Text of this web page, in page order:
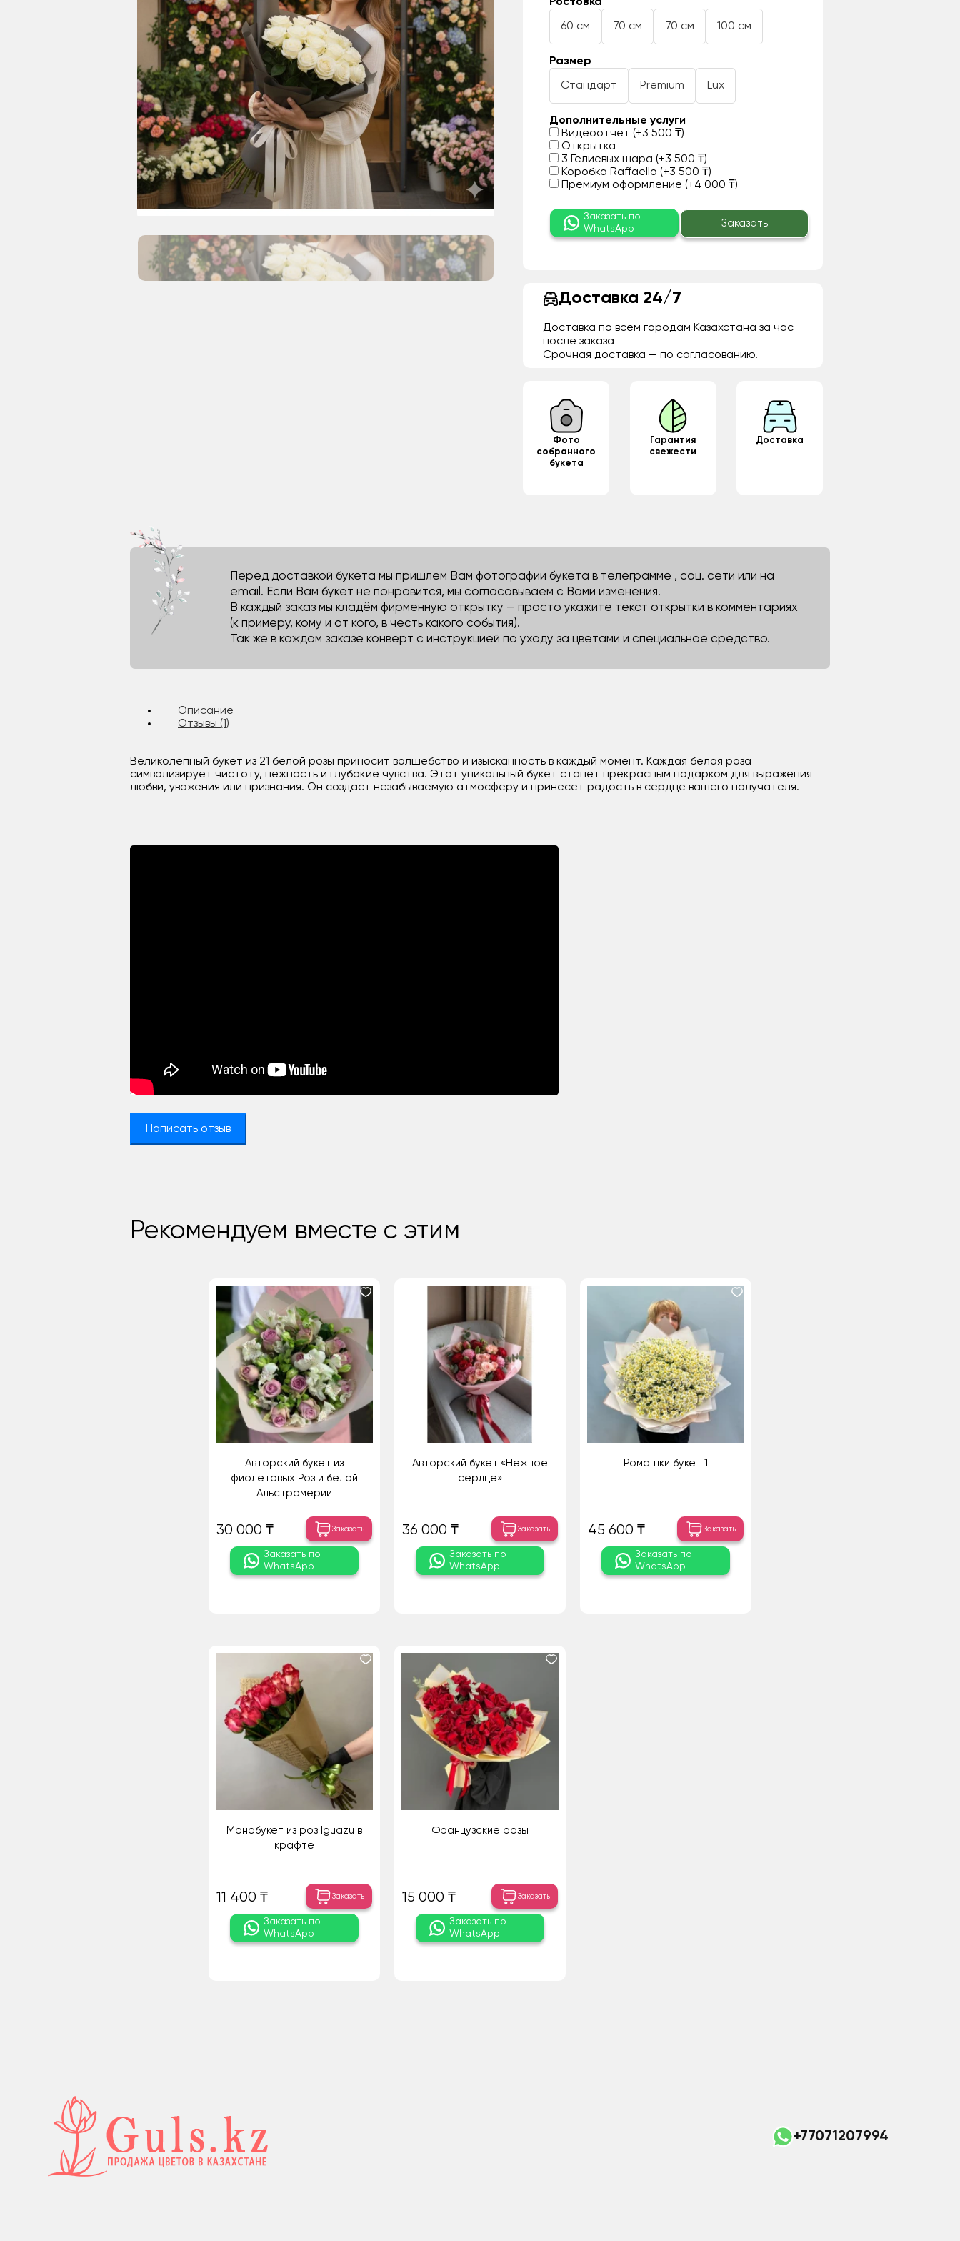
60 см 70 см 70 см 100 см
Размер
Стандарт Premium Lux
Дополнительные услуги
Видеоотчет (+3 500 ₸)
Открытка
3 Гелиевых шара (+3 500 ₸)
Коробка Raffaello (+3 500 ₸)
Премиум оформление (+4 000 ₸)
Заказать по
WhatsApp
Заказать
Доставка 24/7
Доставка по всем городам Казахстана за час
после заказа
Срочная доставка — по согласованию.
Фото
собранного
букета
Гарантия
свежести
Доставка
Перед доставкой букета мы пришлем Вам фотографии букета в телеграмме , соц. сети или на
email. Если Вам букет не понравится, мы согласовываем с Вами изменения.
В каждый заказ мы кладём фирменную открытку — просто укажите текст открытки в комментариях
(к примеру, кому и от кого, в честь какого события).
Так же в каждом заказе конверт с инструкцией по уходу за цветами и специальное средство.
Описание
Отзывы (1)
Великолепный букет из 21 белой розы приносит волшебство и изысканность в каждый момент. Каждая белая роза
символизирует чистоту, нежность и глубокие чувства. Этот уникальный букет станет прекрасным подарком для выражения
любви, уважения или признания. Он создаст незабываемую атмосферу и принесет радость в сердце вашего получателя.
Написать отзыв
Рекомендуем вместе с этим
Авторский букет из
фиолетовых Роз и белой
Альстромерии
30 000 ₸ Заказать
Заказать по
WhatsApp
Авторский букет «Нежное
сердце»
36 000 ₸ Заказать
Заказать по
WhatsApp
Ромашки букет 1
45 600 ₸ Заказать
Заказать по
WhatsApp
Монобукет из роз Iguazu в
крафте
11 400 ₸ Заказать
Заказать по
WhatsApp
Французские розы
15 000 ₸ Заказать
Заказать по
WhatsApp
+77071207994